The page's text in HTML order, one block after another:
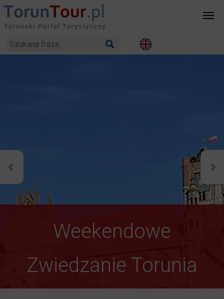
Weekendowe
Zwiedzanie Torunia